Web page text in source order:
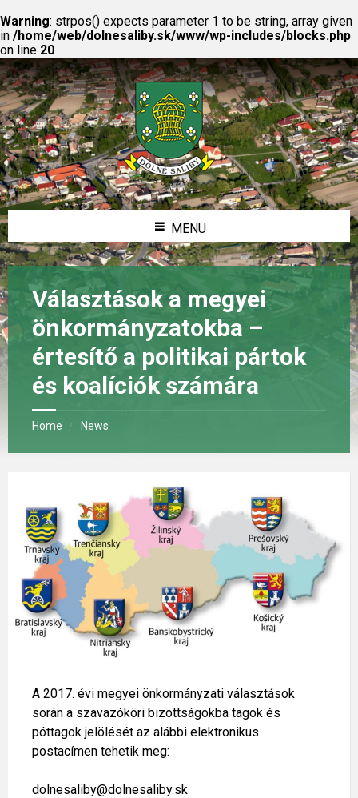
Warning: strpos() expects parameter 1 to be string, array given
in /home/web/dolnesaliby.sk/www/wp-includes/blocks.php
on line 20
MENU
Választások a megyei
önkormányzatokba –
értesítő a politikai pártok
és koalíciók számára
Home News
A 2017. évi megyei önkormányzati választások
során a szavazóköri bizottságokba tagok és
póttagok jelölését az alábbi elektronikus
postacímen tehetik meg:
dolnesaliby@dolnesaliby.sk